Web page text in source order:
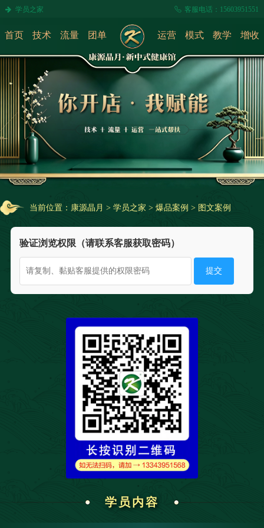
学员之家 客服电话：15603951551
首页 技术 流量 团单 运营 模式 教学 增收
当前位置： 康源晶月 > 学员之家 > 爆品案例 > 图文案例
验证浏览权限（请联系客服获取密码）
提交
学员内容